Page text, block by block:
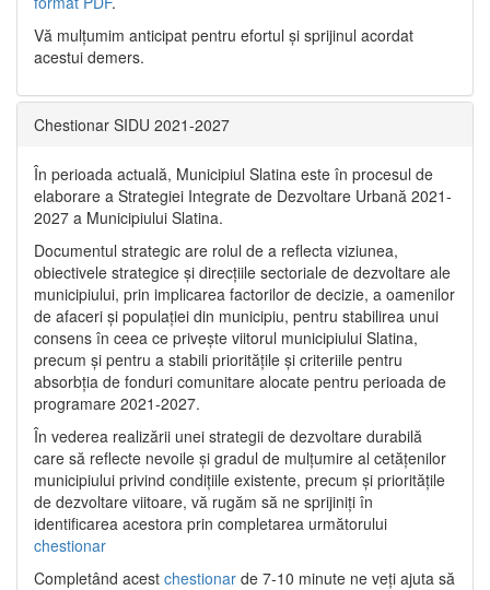
Vă mulţumim anticipat pentru efortul şi sprijinul acordat
acestui demers.
Chestionar SIDU 2021-2027
În perioada actuală, Municipiul Slatina este în procesul de
elaborare a Strategiei Integrate de Dezvoltare Urbană 2021‐
2027 a Municipiului Slatina.
Documentul strategic are rolul de a reflecta viziunea,
obiectivele strategice și direcțiile sectoriale de dezvoltare ale
municipiului, prin implicarea factorilor de decizie, a oamenilor
de afaceri și populației din municipiu, pentru stabilirea unui
consens în ceea ce privește viitorul municipiului Slatina,
precum și pentru a stabili prioritățile și criteriile pentru
absorbția de fonduri comunitare alocate pentru perioada de
programare 2021-2027.
În vederea realizării unei strategii de dezvoltare durabilă
care să reflecte nevoile și gradul de mulțumire al cetățenilor
municipiului privind condițiile existente, precum și prioritățile
de dezvoltare viitoare, vă rugăm să ne sprijiniți în
identificarea acestora prin completarea următorului
chestionar
Completând acest chestionar de 7-10 minute ne veți ajuta să